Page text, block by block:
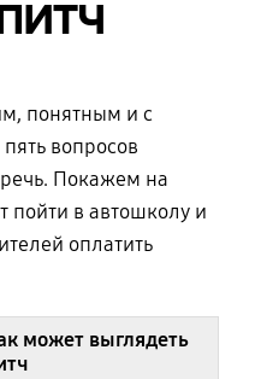
понятным и с
вопросов
речь. Покажем на
пойти в автошколу и
оплатить
может выглядеть